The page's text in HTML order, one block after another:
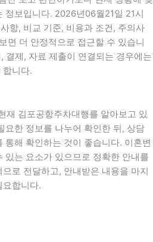
정보입니다. 2026년06월21일 21시
항, 비교 기준, 비용과 조건, 주의사
면 더 안정적으로 접근할 수 있습니
결제, 자료 제출이 연결되는 경우에는
합니다.
재 김포공항주차대행를 알아보고 있
요한 정보를 나누어 확인한 뒤, 상담
통해 확인하는 것이 좋습니다. 이혼변
있는 요소가 있으므로 정확한 안내를
로 전달하고, 안내받은 내용을 마지
요합니다.